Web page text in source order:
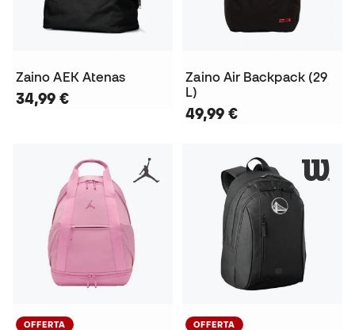
Zaino AEK Atenas
34,99 €
Zaino Air Backpack (29
L)
49,99 €
OFFERTA OFFERTA